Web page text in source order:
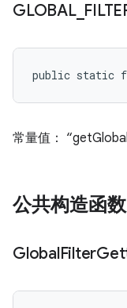
GLOBAL_
public static
常量值：
公共构造函数
GlobalFilter